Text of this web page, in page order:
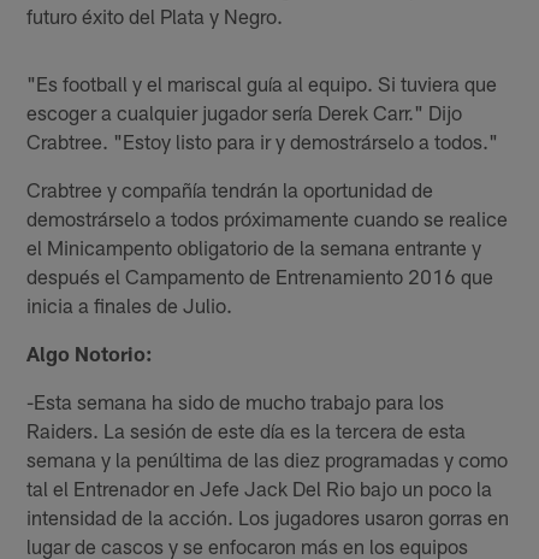
futuro éxito del Plata y Negro.
"Es football y el mariscal guía al equipo. Si tuviera que
escoger a cualquier jugador sería Derek Carr." Dijo
Crabtree. "Estoy listo para ir y demostrárselo a todos."
Crabtree y compañía tendrán la oportunidad de
demostrárselo a todos próximamente cuando se realice
el Minicampento obligatorio de la semana entrante y
después el Campamento de Entrenamiento 2016 que
inicia a finales de Julio.
Algo Notorio:
-Esta semana ha sido de mucho trabajo para los
Raiders. La sesión de este día es la tercera de esta
semana y la penúltima de las diez programadas y como
tal el Entrenador en Jefe Jack Del Rio bajo un poco la
intensidad de la acción. Los jugadores usaron gorras en
lugar de cascos y se enfocaron más en los equipos